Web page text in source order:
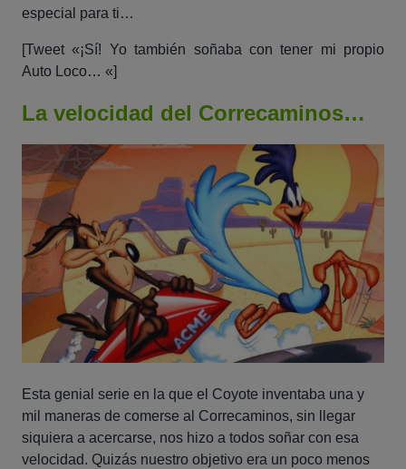
especial para ti…
[Tweet «¡Sí! Yo también soñaba con tener mi propio
Auto Loco… «]
La velocidad del Correcaminos…
Esta genial serie en la que el Coyote inventaba una y
mil maneras de comerse al Correcaminos, sin llegar
siquiera a acercarse, nos hizo a todos soñar con esa
velocidad. Quizás nuestro objetivo era un poco menos